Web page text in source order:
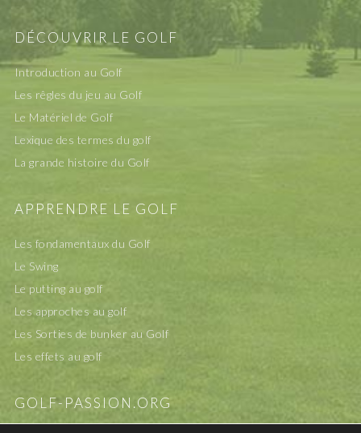
DÉCOUVRIR LE GOLF
Introduction au Golf
Les rêgles du jeu au Golf
Le Matériel de Golf
Lexique des termes du golf
La grande histoire du Golf
APPRENDRE LE GOLF
Les fondamentaux du Golf
Le Swing
Le putting au golf
Les approches au golf
Les Sorties de bunker au Golf
Les effets au golf
GOLF-PASSION.ORG